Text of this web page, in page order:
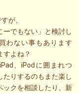
が、
ーでもない」と検討し
わない事もあります
すよね？
、iPodに囲まれつ
りするのもまた楽し
ックを相談したり、新